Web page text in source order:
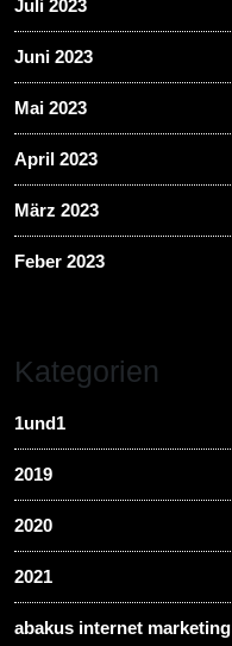
Juli 2023
Juni 2023
Mai 2023
April 2023
März 2023
Feber 2023
Kategorien
1und1
2019
2020
2021
abakus internet marketing